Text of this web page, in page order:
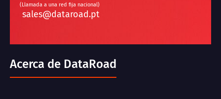
(Llamada a una red fija nacional)
sales@dataroad.pt
Acerca de DataRoad